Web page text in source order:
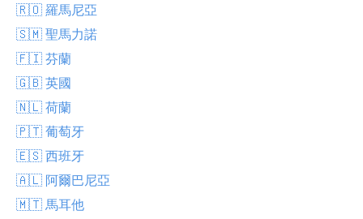
🇷🇴 羅馬尼亞
🇸🇲 聖馬力諾
🇫🇮 芬蘭
🇬🇧 英國
🇳🇱 荷蘭
🇵🇹 葡萄牙
🇪🇸 西班牙
🇦🇱 阿爾巴尼亞
🇲🇹 馬耳他